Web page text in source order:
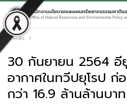
หน้าหลัก
30 กันยายน 2564
อากาศในทวีปยุโรป ก่
กว่า 16.9 ล้านล้านบาท